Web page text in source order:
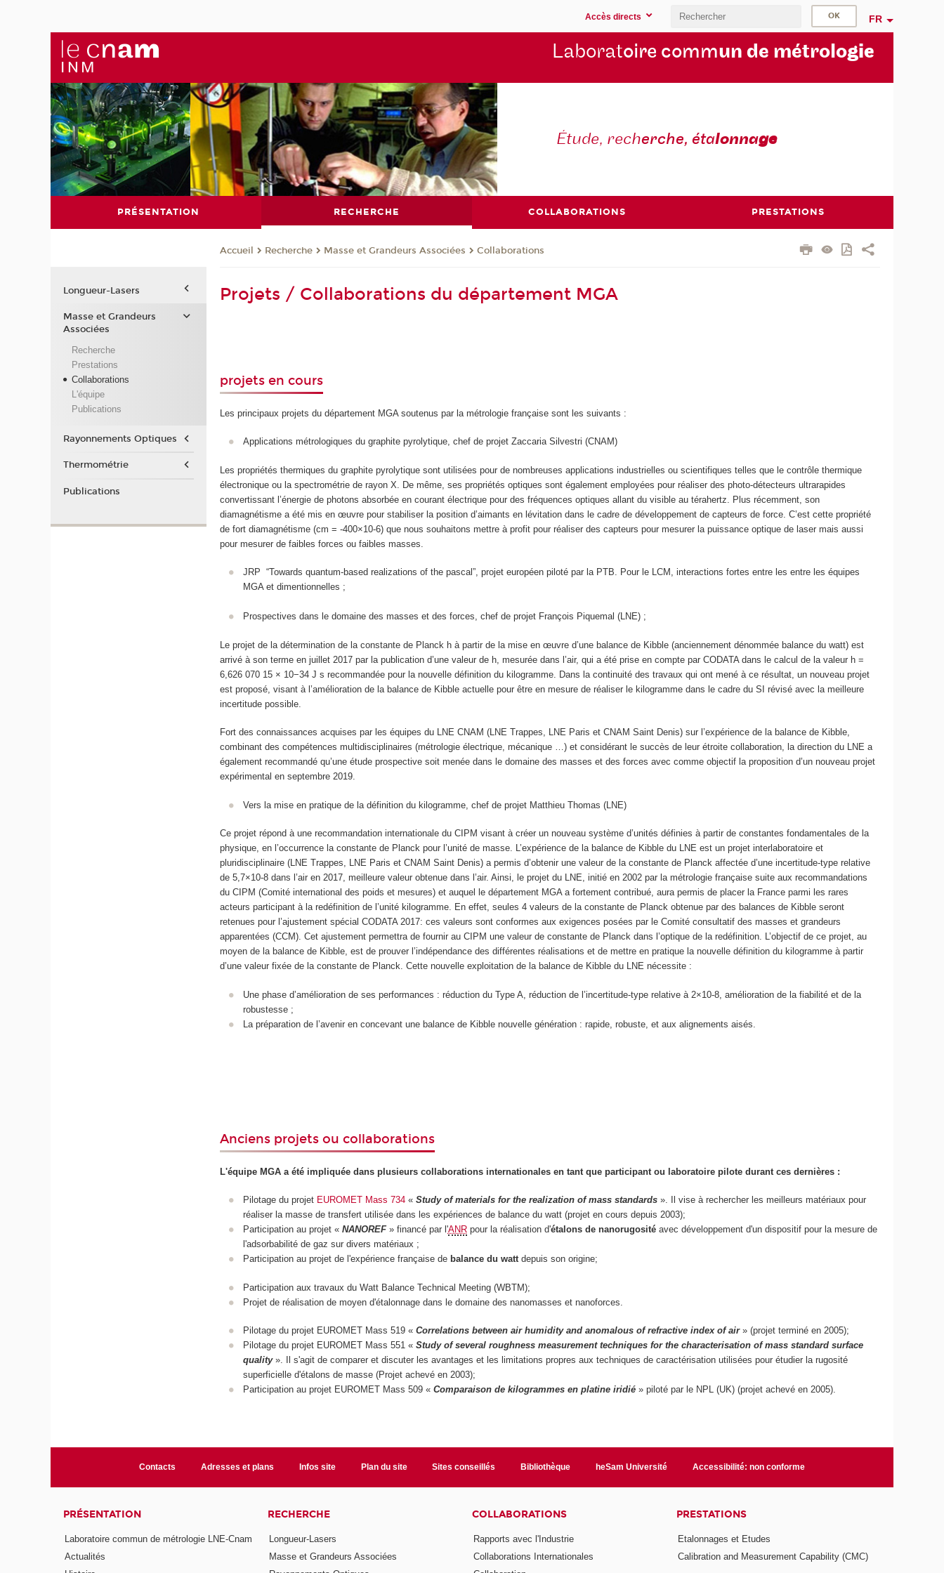
Accès directs FR
Laboratoire commun de métrologie
Étude, recherche, étalonnage
PRÉSENTATION RECHERCHE COLLABORATIONS PRESTATIONS
Accueil Recherche Masse et Grandeurs Associées Collaborations
Projets / Collaborations du département MGA
projets en cours
Les principaux projets du département MGA soutenus par la métrologie française sont les suivants :
Applications métrologiques du graphite pyrolytique, chef de projet Zaccaria Silvestri (CNAM)
Les propriétés thermiques du graphite pyrolytique sont utilisées pour de nombreuses applications industrielles ou scientifiques telles que le contrôle thermique
électronique ou la spectrométrie de rayon X. De même, ses propriétés optiques sont également employées pour réaliser des photo-détecteurs ultrarapides
convertissant l’énergie de photons absorbée en courant électrique pour des fréquences optiques allant du visible au térahertz. Plus récemment, son
diamagnétisme a été mis en œuvre pour stabiliser la position d’aimants en lévitation dans le cadre de développement de capteurs de force. C’est cette propriété
de fort diamagnétisme (cm = -400×10-6) que nous souhaitons mettre à profit pour réaliser des capteurs pour mesurer la puissance optique de laser mais aussi
pour mesurer de faibles forces ou faibles masses.
JRP “Towards quantum-based realizations of the pascal”, projet européen piloté par la PTB. Pour le LCM, interactions fortes entre les entre les équipes
MGA et dimentionnelles ;
Prospectives dans le domaine des masses et des forces, chef de projet François Piquemal (LNE) ;
Le projet de la détermination de la constante de Planck h à partir de la mise en œuvre d’une balance de Kibble (anciennement dénommée balance du watt) est
arrivé à son terme en juillet 2017 par la publication d’une valeur de h, mesurée dans l’air, qui a été prise en compte par CODATA dans le calcul de la valeur h =
6,626 070 15 × 10−34 J s recommandée pour la nouvelle définition du kilogramme. Dans la continuité des travaux qui ont mené à ce résultat, un nouveau projet
est proposé, visant à l’amélioration de la balance de Kibble actuelle pour être en mesure de réaliser le kilogramme dans le cadre du SI révisé avec la meilleure
incertitude possible.
Fort des connaissances acquises par les équipes du LNE CNAM (LNE Trappes, LNE Paris et CNAM Saint Denis) sur l’expérience de la balance de Kibble,
combinant des compétences multidisciplinaires (métrologie électrique, mécanique …) et considérant le succès de leur étroite collaboration, la direction du LNE a
également recommandé qu’une étude prospective soit menée dans le domaine des masses et des forces avec comme objectif la proposition d’un nouveau projet
expérimental en septembre 2019.
Vers la mise en pratique de la définition du kilogramme, chef de projet Matthieu Thomas (LNE)
Ce projet répond à une recommandation internationale du CIPM visant à créer un nouveau système d’unités définies à partir de constantes fondamentales de la
physique, en l’occurrence la constante de Planck pour l’unité de masse. L’expérience de la balance de Kibble du LNE est un projet interlaboratoire et
pluridisciplinaire (LNE Trappes, LNE Paris et CNAM Saint Denis) a permis d’obtenir une valeur de la constante de Planck affectée d’une incertitude-type relative
de 5,7×10-8 dans l’air en 2017, meilleure valeur obtenue dans l’air. Ainsi, le projet du LNE, initié en 2002 par la métrologie française suite aux recommandations
du CIPM (Comité international des poids et mesures) et auquel le département MGA a fortement contribué, aura permis de placer la France parmi les rares
acteurs participant à la redéfinition de l’unité kilogramme. En effet, seules 4 valeurs de la constante de Planck obtenue par des balances de Kibble seront
retenues pour l’ajustement spécial CODATA 2017: ces valeurs sont conformes aux exigences posées par le Comité consultatif des masses et grandeurs
apparentées (CCM). Cet ajustement permettra de fournir au CIPM une valeur de constante de Planck dans l’optique de la redéfinition. L’objectif de ce projet, au
moyen de la balance de Kibble, est de prouver l’indépendance des différentes réalisations et de mettre en pratique la nouvelle définition du kilogramme à partir
d’une valeur fixée de la constante de Planck. Cette nouvelle exploitation de la balance de Kibble du LNE nécessite :
Une phase d’amélioration de ses performances : réduction du Type A, réduction de l’incertitude-type relative à 2×10-8, amélioration de la fiabilité et de la
robustesse ;
La préparation de l’avenir en concevant une balance de Kibble nouvelle génération : rapide, robuste, et aux alignements aisés.
Anciens projets ou collaborations
L'équipe MGA a été impliquée dans plusieurs collaborations internationales en tant que participant ou laboratoire pilote durant ces dernières :
Pilotage du projet EUROMET Mass 734« Study of materials for the realization of mass standards». Il vise à rechercher les meilleurs matériaux pour
réaliser la masse de transfert utilisée dans les expériences de balance du watt (projet en cours depuis 2003);
Participation au projet « NANOREF» financé par l'ANRpour la réalisation d'étalons de nanorugositéavec développement d'un dispositif pour la mesure de
l'adsorbabilité de gaz sur divers matériaux ;
Participation au projet de l'expérience française debalance du wattdepuis son origine;
Participation aux travaux du Watt Balance Technical Meeting (WBTM);
Projet de réalisation de moyen d'étalonnage dans le domaine des nanomasses et nanoforces.
Pilotage du projet EUROMET Mass 519 « Correlations between air humidity and anomalous of refractive index of air» (projet terminé en 2005);
Pilotage du projet EUROMET Mass 551 « Study of several roughness measurement techniques for the characterisation of mass standard surface
quality». Il s'agit de comparer et discuter les avantages et les limitations propres aux techniques de caractérisation utilisées pour étudier la rugosité
superficielle d'étalons de masse (Projet achevé en 2003);
Participation au projet EUROMET Mass 509 « Comparaison de kilogrammes en platine iridié» piloté par le NPL (UK) (projet achevé en 2005).
Longueur-Lasers
Masse et Grandeurs
Associées
Recherche
Prestations
Collaborations
L'équipe
Publications
Rayonnements Optiques
Thermométrie
Publications
Contacts Adresses et plans Infos site Plan du site Sites conseillés Bibliothèque heSam Université Accessibilité: non conforme
PRÉSENTATION
Laboratoire commun de métrologie LNE-Cnam
Actualités
RECHERCHE
Longueur-Lasers
Masse et Grandeurs Associées
COLLABORATIONS
Rapports avec l'Industrie
Collaborations Internationales
PRESTATIONS
Etalonnages et Etudes
Calibration and Measurement Capability (CMC)